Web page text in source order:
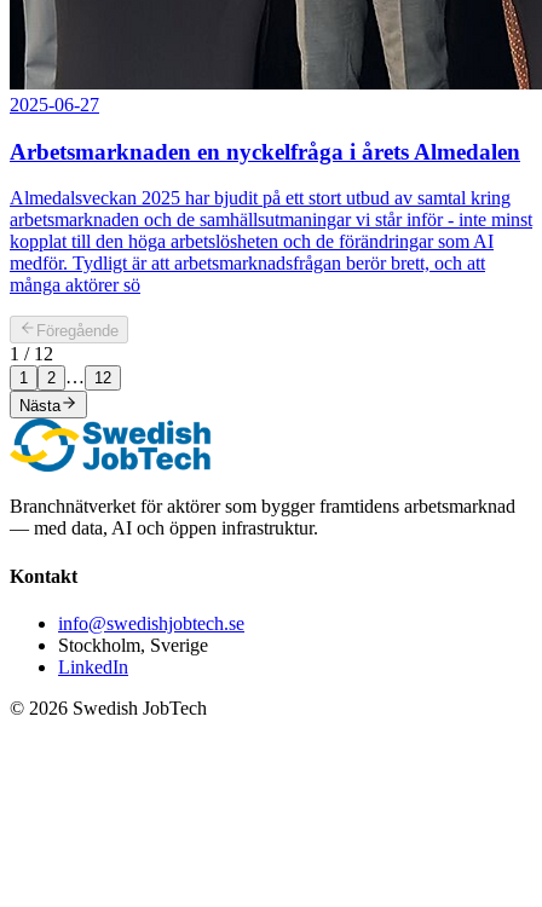
2025-06-27
Arbetsmarknaden en nyckelfråga i årets Almedalen
Almedalsveckan 2025 har bjudit på ett stort utbud av samtal kring
arbetsmarknaden och de samhällsutmaningar vi står inför - inte minst
kopplat till den höga arbetslösheten och de förändringar som AI
medför. Tydligt är att arbetsmarknadsfrågan berör brett, och att
många aktörer sö
Föregående
1 / 12
1 2 …
12
Nästa
Branchnätverket för aktörer som bygger framtidens arbetsmarknad
— med data, AI och öppen infrastruktur.
Kontakt
info@swedishjobtech.se
Stockholm, Sverige
LinkedIn
© 2026 Swedish JobTech